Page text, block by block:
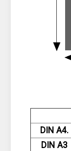
DIN A4.
DIN A3